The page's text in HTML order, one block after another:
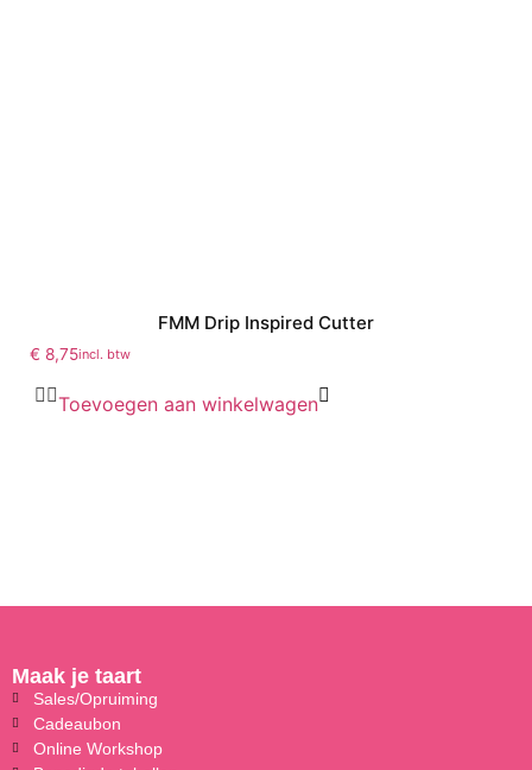
FMM Drip Inspired Cutter
€ 8,75incl. btw
Toevoegen aan winkelwagen
Maak je taart
Sales/Opruiming
Cadeaubon
Online Workshop